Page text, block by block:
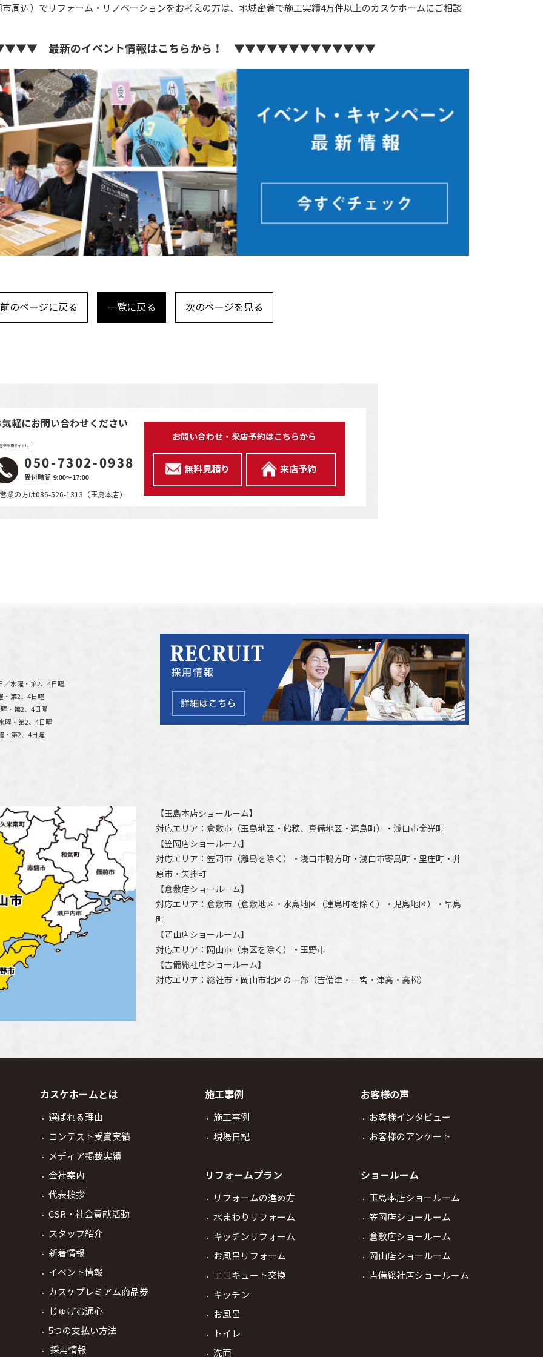
周辺）でリフォーム・リノベーションをお考えの方は、地域密着で施工実績4万件以上のカスケホームにご相談
最新のイベント情報はこちらから！ ▼▼▼▼▼▼▼▼▼▼▼▼▼
前のページに戻る 一覧に戻る 次のページを見る
軽にお問い合わせください
様専用ダイヤル
050-7302-0938
受付時間 9:00～17:00
業の方は086-526-1313（玉島本店）
お問い合わせ・来店予約はこちらから
無料見積り 来店予約
／水曜・第2、4日曜
・第2、4日曜
・第2、4日曜
曜・第2、4日曜
・第2、4日曜
【玉島本店ショールーム】
対応エリア： 倉敷市 （玉島地区・船穂、真備地区・連島町）・ 浅口市金光町
【笠岡店ショールーム】
対応エリア： 笠岡市（離島を除く） ・ 浅口市鴨方町・ 浅口市寄島町・里庄町・ 井
原市 ・矢掛町
【倉敷店ショールーム】
対応エリア： 倉敷市 （倉敷地区・水島地区（連島町を除く）・児島地区）・早島
町
【岡山店ショールーム】
対応エリア： 岡山市 （東区を除く）・玉野市
【吉備総社店ショールーム】
対応エリア： 総社市 ・ 岡山市北区の一部（吉備津・一宮・津高・高松）
カスケホームとは
選ばれる理由
コンテスト受賞実績
メディア掲載実績
会社案内
代表挨拶
CSR・社会貢献活動
スタッフ紹介
新着情報
イベント情報
カスケプレミアム商品券
じゅげむ通心
5つの支払い方法
採用情報
施工事例
施工事例
現場日記
リフォームプラン
リフォームの進め方
水まわりリフォーム
キッチンリフォーム
お風呂リフォーム
エコキュート交換
キッチン
お風呂
トイレ
洗面
お客様の声
お客様インタビュー
お客様のアンケート
ショールーム
玉島本店ショールーム
笠岡店ショールーム
倉敷店ショールーム
岡山店ショールーム
吉備総社店ショールーム